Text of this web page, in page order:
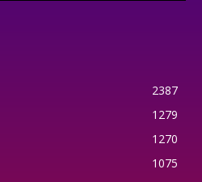
2387
1279
1270
1075